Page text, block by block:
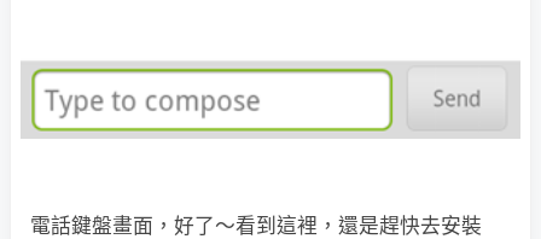
電話鍵盤畫面，好了～看到這裡，還是趕快去安裝